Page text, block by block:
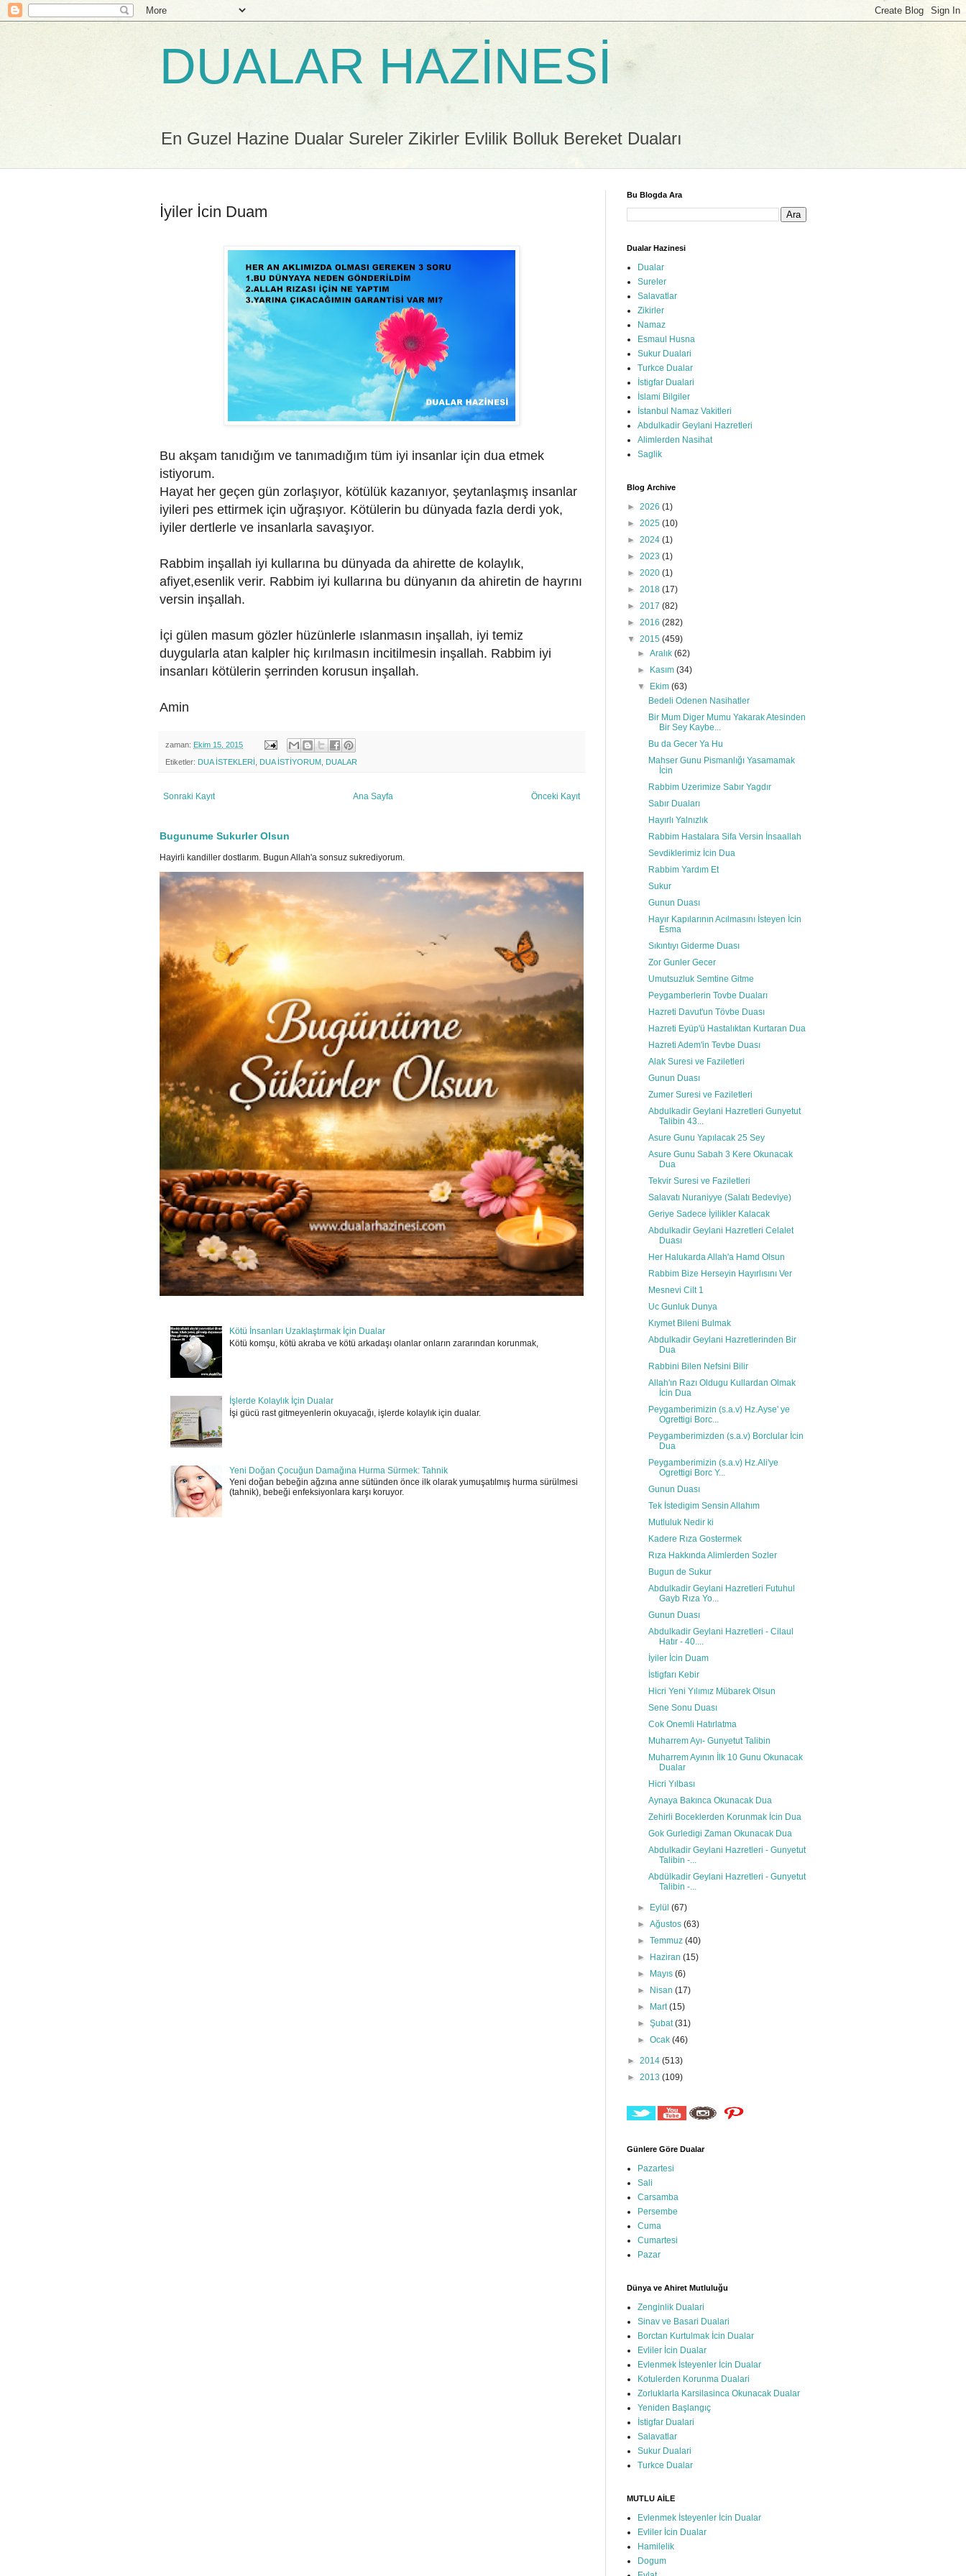
DUALAR HAZİNESİ
En Guzel Hazine Dualar Sureler Zikirler Evlilik Bolluk Bereket Duaları
İyiler İcin Duam
Bu akşam tanıdığım ve tanımadığım tüm iyi insanlar için dua etmek
istiyorum.
Hayat her geçen gün zorlaşıyor, kötülük kazanıyor, şeytanlaşmış insanlar
iyileri pes ettirmek için uğraşıyor. Kötülerin bu dünyada fazla derdi yok,
iyiler dertlerle ve insanlarla savaşıyor.
Rabbim inşallah iyi kullarına bu dünyada da ahirette de kolaylık,
afiyet,esenlik verir. Rabbim iyi kullarına bu dünyanın da ahiretin de hayrını
versin inşallah.
İçi gülen masum gözler hüzünlerle ıslanmasın inşallah, iyi temiz
duygularla atan kalpler hiç kırılmasın incitilmesin inşallah. Rabbim iyi
insanları kötülerin şerrinden korusun inşallah.
Amin
zaman: Ekim 15, 2015
Etiketler: DUA İSTEKLERİ DUA İSTİYORUM DUALAR
Sonraki Kayıt Önceki Kayıt
Ana Sayfa
Bugunume Sukurler Olsun
Hayirli kandiller dostlarım. Bugun Allah'a sonsuz sukrediyorum.
Kötü İnsanları Uzaklaştırmak İçin Dualar
Kötü komşu, kötü akraba ve kötü arkadaşı olanlar onların zararından korunmak,
İşlerde Kolaylık İçin Dualar
İşi gücü rast gitmeyenlerin okuyacağı, işlerde kolaylık için dualar.
Yeni Doğan Çocuğun Damağına Hurma Sürmek: Tahnik
Yeni doğan bebeğin ağzına anne sütünden önce ilk olarak yumuşatılmış hurma sürülmesi
(tahnik), bebeği enfeksiyonlara karşı koruyor.
Bu Blogda Ara
Dualar Hazinesi
Dualar
Sureler
Salavatlar
Zikirler
Namaz
Esmaul Husna
Sukur Dualari
Turkce Dualar
İstigfar Dualari
İslami Bilgiler
İstanbul Namaz Vakitleri
Abdulkadir Geylani Hazretleri
Alimlerden Nasihat
Saglik
Blog Archive
► 2026 (1)
► 2025 (10)
► 2024 (1)
► 2023 (1)
► 2020 (1)
► 2018 (17)
► 2017 (82)
► 2016 (282)
▼ 2015 (459)
►Aralık(62)
►
Kasım(34)
▼
Ekim(63)
Bedeli Odenen Nasihatler
Bir Mum Diger Mumu Yakarak Atesinden
Bir Sey Kaybe...
Bu da Gecer Ya Hu
Mahser Gunu Pismanlığı Yasamamak
İcin
Rabbim Uzerimize Sabır Yagdır
Sabır Duaları
Hayırlı Yalnızlık
Rabbim Hastalara Sifa Versin İnsaallah
Sevdiklerimiz İcin Dua
Rabbim Yardım Et
Sukur
Gunun Duası
Hayır Kapılarının Acılmasını İsteyen İcin
Esma
Sıkıntıyı Giderme Duası
Zor Gunler Gecer
Umutsuzluk Semtine Gitme
Peygamberlerin Tovbe Duaları
Hazreti Davut'un Tövbe Duası
Hazreti Eyüp'ü Hastalıktan Kurtaran Dua
Hazreti Adem'in Tevbe Duası
Alak Suresi ve Faziletleri
Gunun Duası
Zumer Suresi ve Faziletleri
Abdulkadir Geylani Hazretleri Gunyetut
Talibin 43...
Asure Gunu Yapılacak 25 Sey
Asure Gunu Sabah 3 Kere Okunacak
Dua
Tekvir Suresi ve Faziletleri
Salavatı Nuraniyye (Salatı Bedeviye)
Geriye Sadece İyilikler Kalacak
Abdulkadir Geylani Hazretleri Celalet
Duası
Her Halukarda Allah'a Hamd Olsun
Rabbim Bize Herseyin Hayırlısını Ver
Mesnevi Cilt 1
Uc Gunluk Dunya
Kıymet Bileni Bulmak
Abdulkadir Geylani Hazretlerinden Bir
Dua
Rabbini Bilen Nefsini Bilir
Allah'ın Razı Oldugu Kullardan Olmak
İcin Dua
Peygamberimizin (s.a.v) Hz.Ayse' ye
Ogrettigi Borc...
Peygamberimizden (s.a.v) Borclular İcin
Dua
Peygamberimizin (s.a.v) Hz.Ali'ye
Ogrettigi Borc Y...
Gunun Duası
Tek İstedigim Sensin Allahım
Mutluluk Nedir ki
Kadere Rıza Gostermek
Rıza Hakkında Alimlerden Sozler
Bugun de Sukur
Abdulkadir Geylani Hazretleri Futuhul
Gayb Rıza Yo...
Gunun Duası
Abdulkadir Geylani Hazretleri - Cilaul
Hatır - 40....
İyiler İcin Duam
İstigfarı Kebir
Hicri Yeni Yılımız Mübarek Olsun
Sene Sonu Duası
Cok Onemli Hatırlatma
Muharrem Ayı- Gunyetut Talibin
Muharrem Ayının İlk 10 Gunu Okunacak
Dualar
Hicri Yılbası
Aynaya Bakınca Okunacak Dua
Zehirli Boceklerden Korunmak İcin Dua
Gok Gurledigi Zaman Okunacak Dua
Abdulkadir Geylani Hazretleri - Gunyetut
Talibin -...
Abdülkadir Geylani Hazretleri - Gunyetut
Talibin -...
► Eylül(67)
►Ağustos(63)
►Temmuz(40)
►
Haziran(15)
►
Mayıs(6)
►
Nisan(17)
►
Mart(15)
►Şubat(31)
►Ocak(46)
► 2014 (513)
► 2013 (109)
Günlere Göre Dualar
Pazartesi
Sali
Carsamba
Persembe
Cuma
Cumartesi
Pazar
Dünya ve Ahiret Mutluluğu
Zenginlik Dualari
Sinav ve Basari Dualari
Borctan Kurtulmak İcin Dualar
Evliler İcin Dualar
Evlenmek İsteyenler İcin Dualar
Kotulerden Korunma Dualari
Zorluklarla Karsilasinca Okunacak Dualar
Yeniden Başlangıç
İstigfar Dualari
Salavatlar
Sukur Dualari
Turkce Dualar
MUTLU AİLE
Evlenmek İsteyenler İcin Dualar
Evliler İcin Dualar
Hamilelik
Dogum